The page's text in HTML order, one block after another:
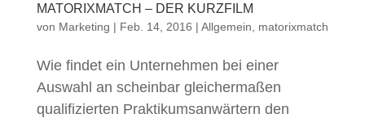
MATORIXMATCH – DER KURZFILM
von Marketing | Feb. 14, 2016 | Allgemein matorixmatch
Wie findet ein Unternehmen bei einer
Auswahl an scheinbar gleichermaßen
qualifizierten Praktikumsanwärtern den